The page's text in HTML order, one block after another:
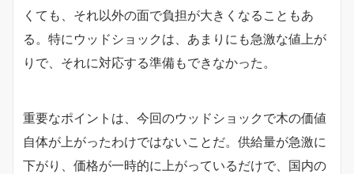
くても、それ以外の面で負担が大きくなることもあ
る。特にウッドショックは、あまりにも急激な値上が
りで、それに対応する準備もできなかった。
重要なポイントは、今回のウッドショックで木の価値
自体が上がったわけではないことだ。供給量が急激に
下がり、価格が一時的に上がっているだけで、国内の